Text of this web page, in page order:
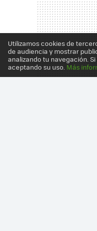
Utilizamos cookies de
de audiencia y mostrar
analizando tu navegación.
aceptando su uso. Más